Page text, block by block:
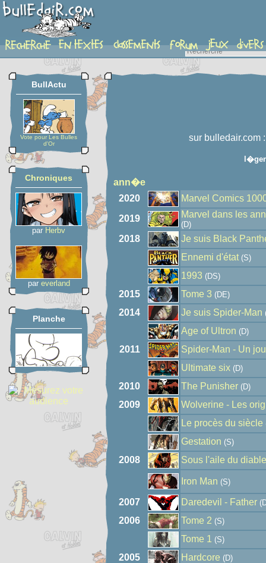
auteur
BullActu
Vote pour Les Bulles
d'Or
Chroniques
par Herbv
par everland
Planche
sur bulledair.com
ann�e
2020
Marvel Comics
2019
Marvel dans les
(D)
2018
Je suis Black
Ennemi d'état(S)
1993 (DS)
2015 Tome 3 (DE)
2014 Je suis Spider-Man
Age of Ultron (D)
2011
Spider-Man - Un
Ultimate six (D)
2010 The Punisher (D)
2009
Wolverine - Les
Le procès du siècle
Gestation (S)
2008 Sous l'aile du diable
Iron Man (S)
2007 Daredevil - Father
2006 Tome 2 (S)
Tome 1 (S)
2005 Hardcore (D)